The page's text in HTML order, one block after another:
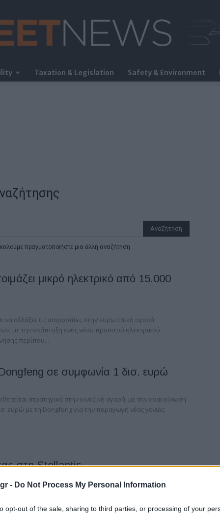
- Do Not Process My Personal Information
opt-out of the sale, sharing to third parties, or processing of your
FleetNews
Taxation & Legislation Safety & Environment
πραγματοποιήστε μια άλλη αναζήτηση
μικρό ηλεκτρικό από 15.000
να αλλάξει τις ισορροπίες στην ευρωπαϊκή αγορά
με την ανάπτυξη ενός νέου προσιτού ηλεκτρικού
περίπου...
σε συμφωνία 1 δισ. ευρώ
στρατηγικά στην κινεζική αγορά, με την ανακοίνωση
ευρώ με τη Dongfeng για την παραγωγή νέας γενιάς
στη Stellantis